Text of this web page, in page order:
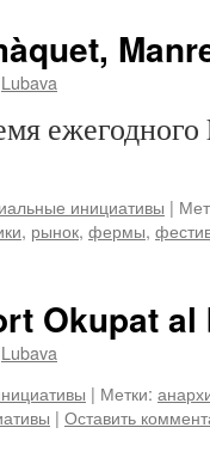
Lubava
ежегодного
инициативы |
, рынок, фермы,
Okupat
Lubava
| Метки:
| Оставить